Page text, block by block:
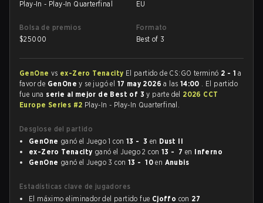
Play-In - Play-In Quarterfinal
EU
Bolsa de premios
$25000
Formato
Best of 3
GenOne vs ex-Zero Tenacity El partido de CS:GO terminó 2 - 1 a
favor de GenOney se jugó el 17 may 2026a las 14:00 . El partido
fue una serie al mejor de Best of 3y parte del 2026 CCT
Europe Series #2 Play-In - Play-In Quarterfinal.
Desglose del partido
GenOne ganó el Juego 1 con 13 - 3 en Dust II
ex-Zero Tenacity ganó el Juego 2 con 13 - 7 en Inferno
GenOne ganó el Juego 3 con 13 - 10 en Anubis
Estadísticas clave de jugadores
El máximo eliminador del partido fue Cjoffo con 27